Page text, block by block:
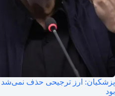
پزشکیان: ارز ترجیحی حذف
بود